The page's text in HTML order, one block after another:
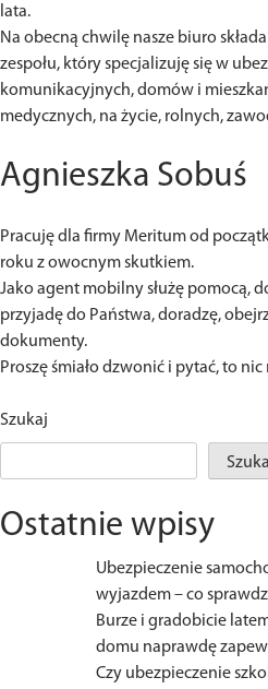
lata.
Na obecną chwilę nasze biuro
zespołu, który specjalizuję się w
komunikacyjnych, domów i
medycznych, na życie, rolnych,
Agnieszka Sobuś
Pracuję dla firmy Meritum od
roku z owocnym skutkiem.
Jako agent mobilny służę pomocą,
przyjadę do Państwa, doradzę,
dokumenty.
Proszę śmiało dzwonić i pytać, to
Szukaj
Ostatnie wpisy
Ubezpieczenie
wyjazdem – co
Burze i gradobicie
domu naprawdę
Czy ubezpieczenie